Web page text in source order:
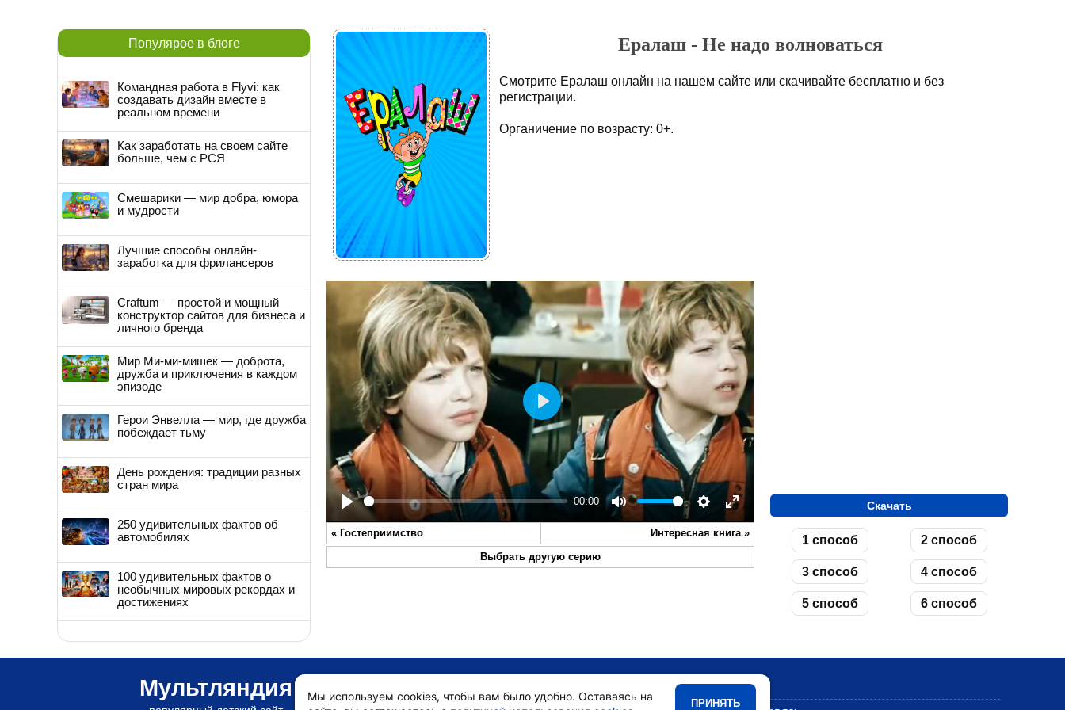
Ералаш - Не надо волноваться
Смотрите Ералаш онлайн на нашем сайте или скачивайте бесплатно и без
регистрации.
Органичение по возрасту: 0+.
Play
00:00
Mute Settings
Enter
fullscreen
Play
« Гостеприимство Интересная книга »
Выбрать другую серию
Скачать
1 способ 2 способ
3 способ 4 способ
5 способ 6 способ
Популярое в блоге
Командная работа в Flyvi: как
создавать дизайн вместе в
реальном времени
Как заработать на своем сайте
больше, чем с РСЯ
Смешарики — мир добра, юмора
и мудрости
Лучшие способы онлайн-
заработка для фрилансеров
Craftum — простой и мощный
конструктор сайтов для бизнеса и
личного бренда
Мир Ми-ми-мишек — доброта,
дружба и приключения в каждом
эпизоде
Герои Энвелла — мир, где дружба
побеждает тьму
День рождения: традиции разных
стран мира
250 удивительных фактов об
автомобилях
100 удивительных фактов о
необычных мировых рекордах и
достижениях
Мультляндия •Мультики
Мы используем cookies, чтобы вам было удобно. Оставаясь на
ПРИНЯТЬ